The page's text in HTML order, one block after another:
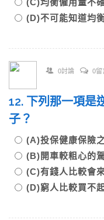
(C)均衡僱用量不
(D)不可能知道均
0討論 0留
12. 下列那一項是
子？
(A)投保健康保險
(B)開車較粗心的
(C)有錢人比較會
(D)窮人比較買不